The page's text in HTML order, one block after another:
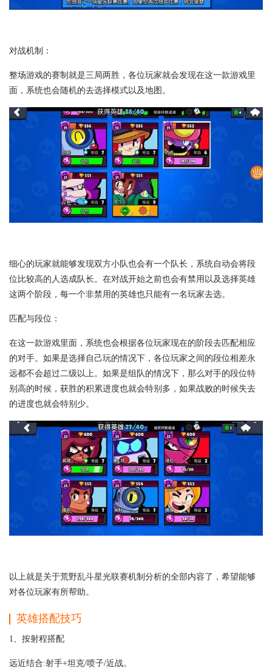
对战机制：
整场游戏的赛制就是三局两胜，各位玩家就会发现在这一款游戏里
面，系统也会随机的去选择模式以及地图。
细心的玩家就能够发现双方小队也会有一个队长，系统自动会将段
位比较高的人选成队长。在对战开始之前也会有禁用以及选择英雄
这两个阶段，每一个非禁用的英雄也只能有一名玩家去选。
匹配与段位：
在这一款游戏里面，系统也会根据各位玩家现在的阶段去匹配相应
的对手。如果是选择自己玩的情况下，各位玩家之间的段位相差永
远都不会超过二级以上。如果是组队的情况下，那么对手的段位特
别高的时候，获胜的积累进度也就会特别多，如果战败的时候失去
的进度也就会特别少。
以上就是关于荒野乱斗星光联赛机制分析的全部内容了，希望能够
对各位玩家有所帮助。
英雄搭配技巧
1、按射程搭配
远近结合:射手+坦克/喷子/近战。